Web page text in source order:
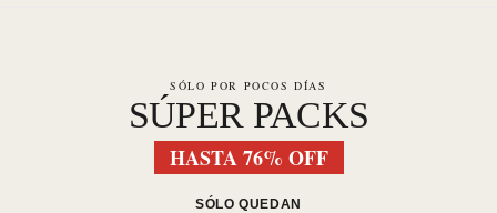
SÓLO POR POCOS DÍAS
SÚPER PACKS
HASTA 76% OFF
SÓLO QUEDAN